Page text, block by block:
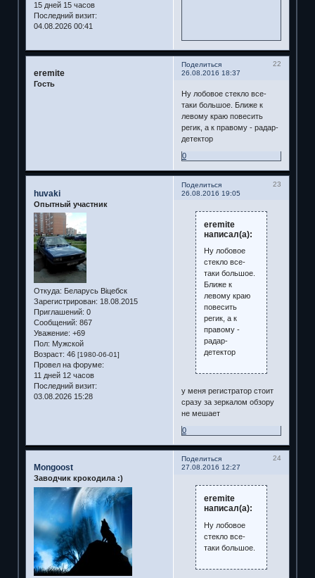
15 дней 15 часов
Последний визит:
04.08.2026 00:41
Поделиться
22
26.08.2016 18:37
eremite
Гость
Ну лобовое стекло все-
таки большое. Ближе к
левому краю повесить
регик, а к правому - радар-
детектор
0
Поделиться
23
26.08.2016 19:05
huvaki
Опытный участник
Откуда: Беларусь Віцебск
Зарегистрирован: 18.08.2015
Приглашений: 0
Сообщений: 867
Уважение: +69
Пол: Мужской
Возраст: 46 [1980-06-01]
Провел на форуме:
11 дней 12 часов
Последний визит:
03.08.2026 15:28
eremite
написал(а):
Ну лобовое
стекло все-
таки большое.
Ближе к
левому краю
повесить
регик, а к
правому -
радар-
детектор
у меня регистратор стоит
сразу за зеркалом обзору
не мешает
0
Поделиться
24
27.08.2016 12:27
Mongoost
Заводчик крокодила :)
eremite
написал(а):
Ну лобовое
стекло все-
таки большое.